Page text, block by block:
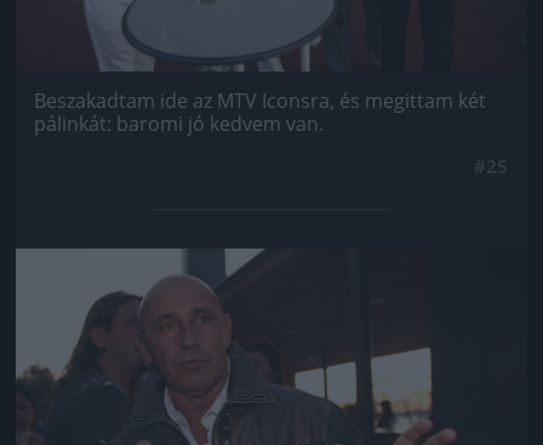
Beszakadtam ide az MTV Iconsra, és megittam két
pálinkát: baromi jó kedvem van.
Jön még kép!